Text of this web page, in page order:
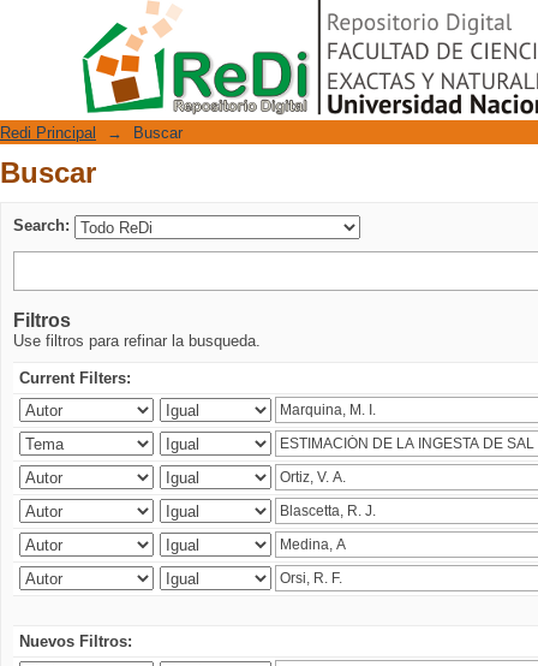
Repositorio Digital
Redi Principal → Buscar
Buscar
Search:
Filtros
Use filtros para refinar la busqueda.
Current Filters:
Nuevos Filtros: